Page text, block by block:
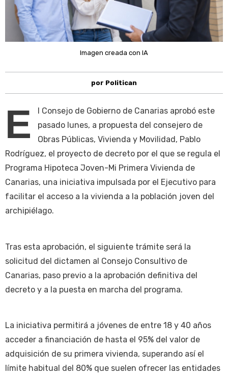
Imagen creada con IA
por Politican
E
l Consejo de Gobierno de Canarias aprobó este
pasado lunes, a propuesta del consejero de
Obras Públicas, Vivienda y Movilidad, Pablo
Rodríguez, el proyecto de decreto por el que se regula el
Programa Hipoteca Joven-Mi Primera Vivienda de
Canarias, una iniciativa impulsada por el Ejecutivo para
facilitar el acceso a la vivienda a la población joven del
archipiélago.
Tras esta aprobación, el siguiente trámite será la
solicitud del dictamen al Consejo Consultivo de
Canarias, paso previo a la aprobación definitiva del
decreto y a la puesta en marcha del programa.
La iniciativa permitirá a jóvenes de entre 18 y 40 años
acceder a financiación de hasta el 95% del valor de
adquisición de su primera vivienda, superando así el
límite habitual del 80% que suelen ofrecer las entidades